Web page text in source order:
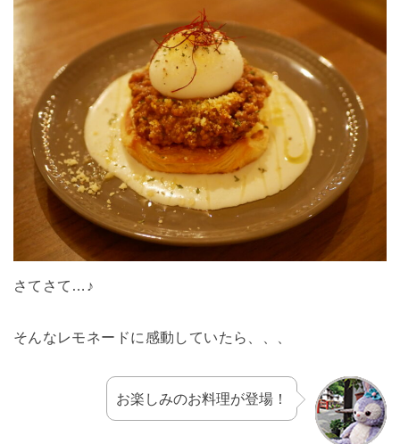
さてさて…♪
そんなレモネードに感動していたら、、、
お楽しみのお料理が登場！